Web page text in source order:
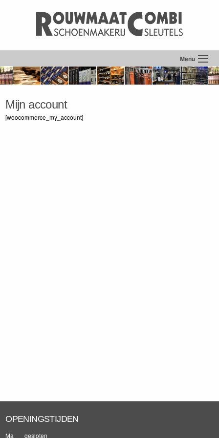
Menu
Mijn account
[woocommerce_my_account]
OPENINGSTIJDEN
Ma gesloten